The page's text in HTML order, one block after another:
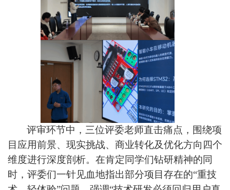
评审环节中，三位评委老师直击痛点，围绕项
目应用前景、现实挑战、商业转化及优化方向四个
维度进行深度剖析。在肯定同学们钻研精神的同
时，评委们一针见血地指出部分项目存在的“重技